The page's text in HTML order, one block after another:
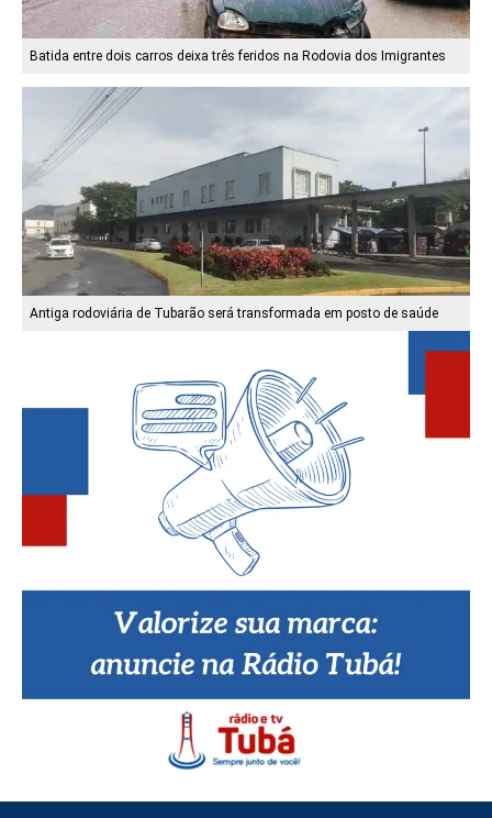
Batida entre dois carros deixa três feridos na Rodovia dos Imigrantes
Antiga rodoviária de Tubarão será transformada em posto de saúde